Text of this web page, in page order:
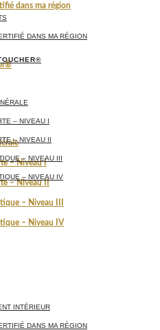
dans ma région
– Niveau I
– Niveau II
– Niveau III
– Niveau IV
DANS MA RÉGION
– NIVEAU I
– NIVEAU II
– NIVEAU III
– NIVEAU IV
INTÉRIEUR
DANS MA RÉGION